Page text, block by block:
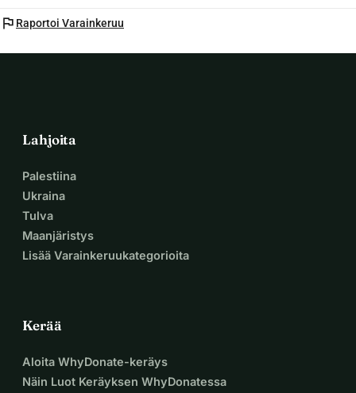
flag Raportoi Varainkeruu
Lahjoita
Palestiina
Ukraina
Tulva
Maanjäristys
Lisää Varainkeruukategorioita
Kerää
Aloita WhyDonate-keräys
Näin Luot Keräyksen WhyDonatessa